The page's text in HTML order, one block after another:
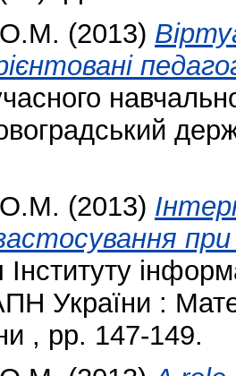
О.М. (2013)
О.М. (2013)
при
України :
, pp. 147-149.